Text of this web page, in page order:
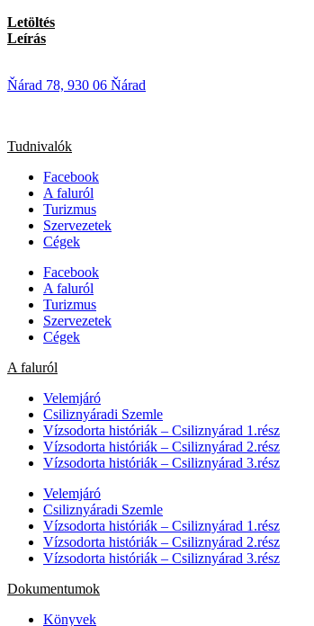
Letöltés
Leírás
Ňárad 78, 930 06 Ňárad
Tudnivalók
Facebook
A faluról
Turizmus
Szervezetek
Cégek
Facebook
A faluról
Turizmus
Szervezetek
Cégek
A faluról
Velemjáró
Csiliznyáradi Szemle
Vízsodorta históriák – Csiliznyárad 1.rész
Vízsodorta históriák – Csiliznyárad 2.rész
Vízsodorta históriák – Csiliznyárad 3.rész
Velemjáró
Csiliznyáradi Szemle
Vízsodorta históriák – Csiliznyárad 1.rész
Vízsodorta históriák – Csiliznyárad 2.rész
Vízsodorta históriák – Csiliznyárad 3.rész
Dokumentumok
Könyvek